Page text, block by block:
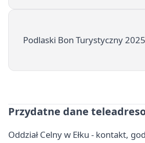
Podlaski Bon Turystyczny
Przydatne dane
Oddział Celny w Ełku - kontakt,